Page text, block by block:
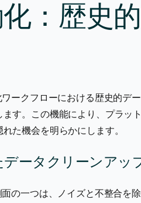
：歴史
ワークフローにおける歴史的デ
す。この機能により、プラッ
た機会を明らかにします。
データクリーンアッ
の一つは、ノイズと不整合を